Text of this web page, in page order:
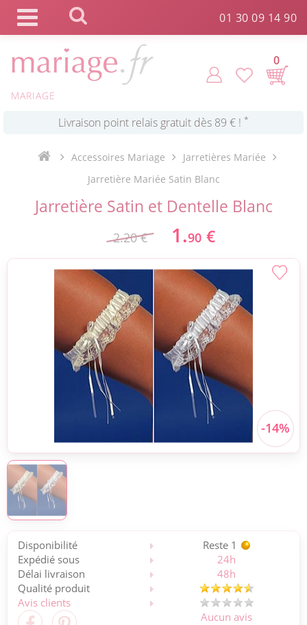
01 30 09 14 90
MARIAGE
0
Commande expédiée en 24h !
Click and Collect en 2 H gratuit !
Livraison point relais gratuit dès 89 € ! *
Accessoires Mariage
Jarretières Mariée
Jarretière Mariée Satin Blanc
Jarretière Satin et Dentelle Blanc
2.20 € 1.90 €
Disponibilité
Reste 1
Expédié sous
24h
Délai livraison
48h
Qualité produit
Avis clients
Aucun avis
Panneau de gestion des cookies